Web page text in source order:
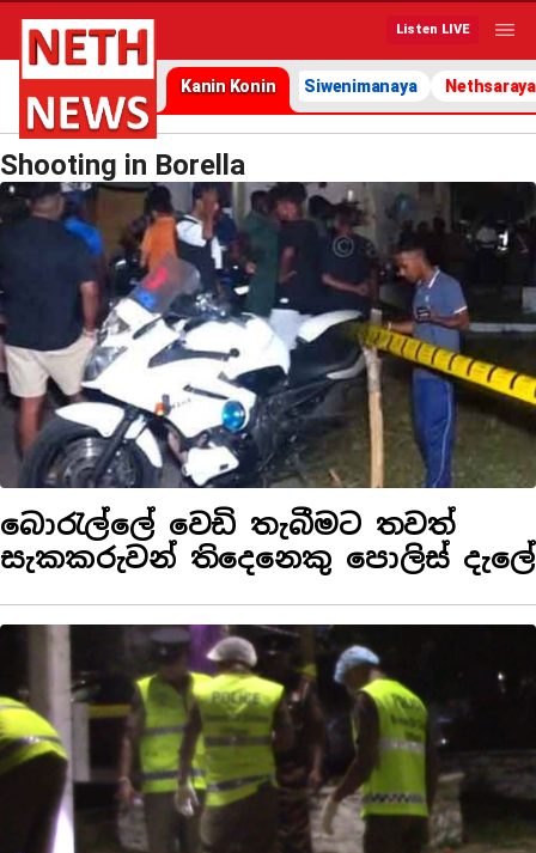
Listen LIVE
Kanin Konin Siwenimanaya Nethsaraya
Shooting in Borella
බොරැල්ලේ වෙඩි තැබීමට තවත්
සැකකරුවන් තිදෙනෙකු පොලිස් දැලේ